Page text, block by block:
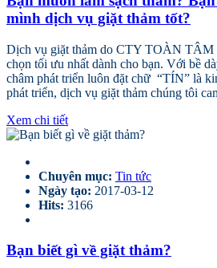
mình dịch vụ giặt thảm tốt?
Dịch vụ giặt thảm do CTY TOÀN TÂM
chọn tối ưu nhất dành cho bạn. Với bề
châm phát triển luôn đặt chữ “TÍN” là
phát triển, dịch vụ giặt thảm chúng tôi
Xem chi tiết
Chuyên mục: Tin tức
Ngày tạo: 2017-03-12
Hits: 3166
Bạn biết gì về giặt thảm?